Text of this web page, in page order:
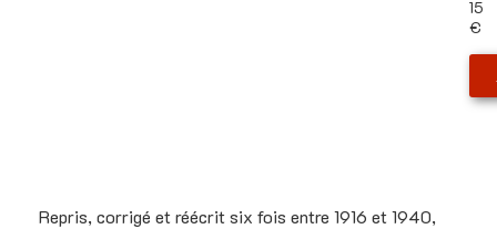
15
€
Repris, corrigé et réécrit six fois entre 1916 et 1940,